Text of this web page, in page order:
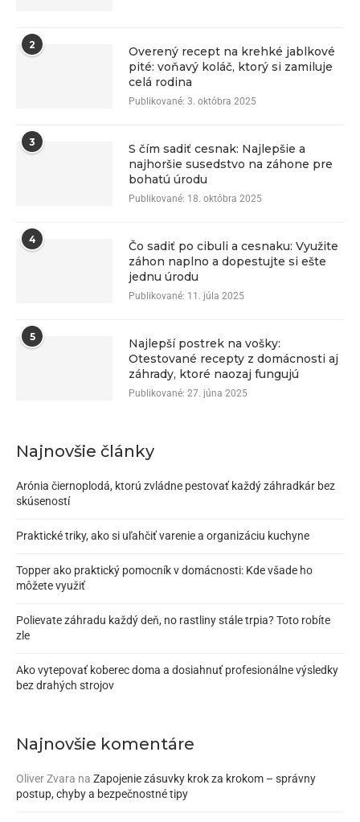
2
Overený recept na krehké jablkové
pité: voňavý koláč, ktorý si zamiluje
celá rodina
Publikované: 3. októbra 2025
3
S čím sadiť cesnak: Najlepšie a
najhoršie susedstvo na záhone pre
bohatú úrodu
Publikované: 18. októbra 2025
4
Čo sadiť po cibuli a cesnaku: Využite
záhon naplno a dopestujte si ešte
jednu úrodu
Publikované: 11. júla 2025
5
Najlepší postrek na vošky:
Otestované recepty z domácnosti aj
záhrady, ktoré naozaj fungujú
Publikované: 27. júna 2025
Najnovšie články
Arónia čiernoplodá, ktorú zvládne pestovať každý záhradkár bez
skúseností
Praktické triky, ako si uľahčiť varenie a organizáciu kuchyne
Topper ako praktický pomocník v domácnosti: Kde všade ho
môžete využiť
Polievate záhradu každý deň, no rastliny stále trpia? Toto robíte
zle
Ako vytepovať koberec doma a dosiahnuť profesionálne výsledky
bez drahých strojov
Najnovšie komentáre
Oliver Zvara na Zapojenie zásuvky krok za krokom – správny
postup, chyby a bezpečnostné tipy